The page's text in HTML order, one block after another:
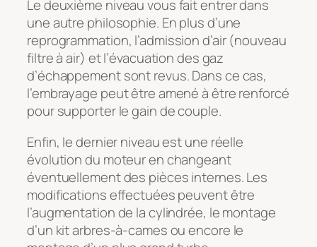
Le deuxième niveau vous fait entrer dans
une autre philosophie. En plus d’une
reprogrammation, l’admission d’air (nouveau
filtre à air) et l’évacuation des gaz
d’échappement sont revus. Dans ce cas,
l’embrayage peut être amené à être renforcé
pour supporter le gain de couple.
Enfin, le dernier niveau est une réelle
évolution du moteur en changeant
éventuellement des pièces internes. Les
modifications effectuées peuvent être
l’augmentation de la cylindrée, le montage
d’un kit arbres-à-cames ou encore le